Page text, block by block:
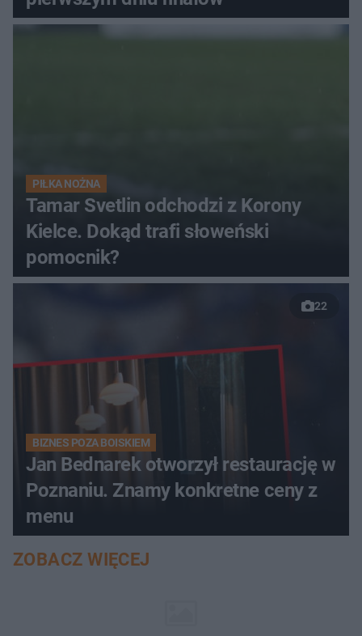
PIŁKA NOŻNA
Tamar Svetlin odchodzi z Korony
Kielce. Dokąd trafi słoweński
pomocnik?
22
BIZNES POZA BOISKIEM
Jan Bednarek otworzył restaurację w
Poznaniu. Znamy konkretne ceny z
menu
ZOBACZ WIĘCEJ